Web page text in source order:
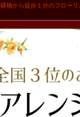
橋から徒歩１分のフロー